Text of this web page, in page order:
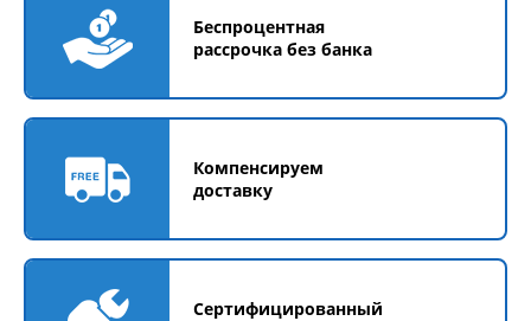
Беспроцентная
рассрочка без банка
Компенсируем
доставку
Сертифицированный